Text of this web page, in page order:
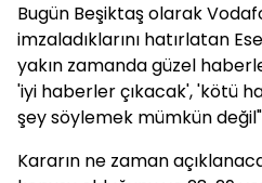
Bugün Beşiktaş olarak
imzaladıklarını hatırlatan
yakın zamanda güzel
'iyi haberler çıkacak', 'kötü
şey söylemek mümkün
Kararın ne zaman